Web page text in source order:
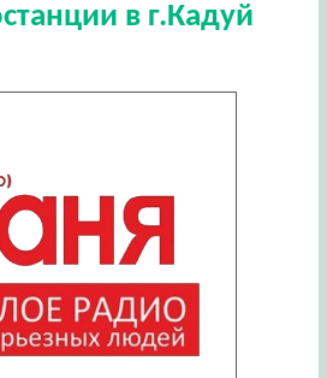
в г.Кадуй